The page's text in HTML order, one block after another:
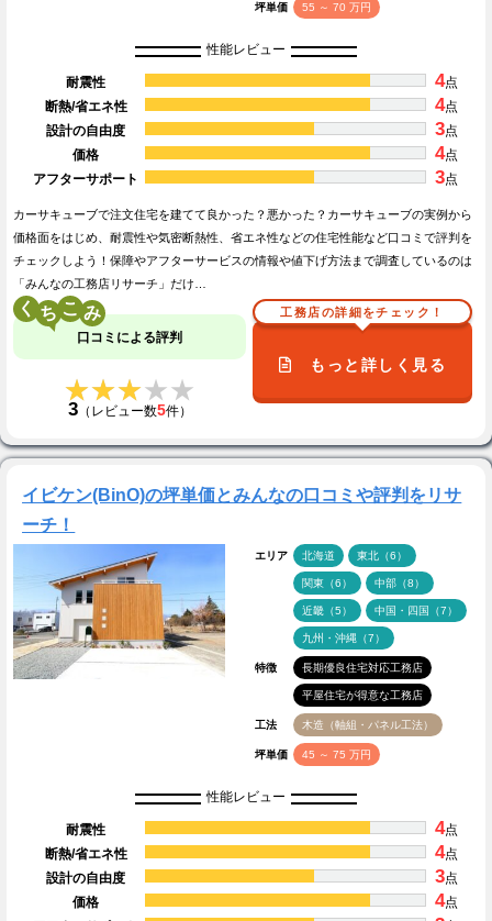
坪単価 55 ～ 70 万円
性能レビュー
耐震性 4点
断熱/省エネ性
4点
設計の自由度
3点
価格
4点
アフターサポート
3点
カーサキューブで注文住宅を建てて良かった？悪かった？カーサキューブの実例から
価格面をはじめ、耐震性や気密断熱性、省エネ性などの住宅性能など口コミで評判を
チェックしよう！保障やアフターサービスの情報や値下げ方法まで調査しているのは
「みんなの工務店リサーチ」だけ…
く こ
口コミによる評判
★★★★★
★★★★★
3（レビュー数5件）
工務店の詳細をチェック！
もっと詳しく見る
イビケン(BinO)の坪単価とみんなの口コミや評判をリサ
ーチ！
エリア 北海道 東北（6）
関東（6） 中部（8）
近畿（5） 中国・四国（7）
九州・沖縄（7）
特徴 長期優良住宅対応工務店
平屋住宅が得意な工務店
工法 木造（軸組・パネル工法）
坪単価 45 ～ 75 万円
性能レビュー
耐震性 4点
断熱/省エネ性
4点
設計の自由度
3点
価格
4点